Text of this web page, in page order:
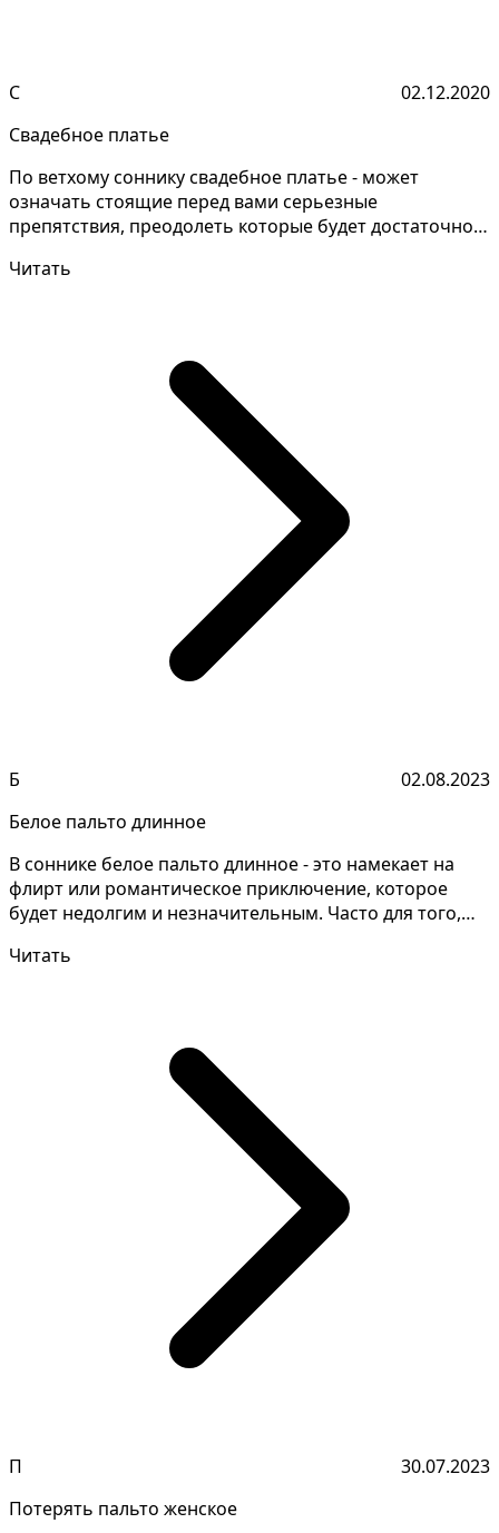
С
02.12.2020
Свадебное платье
По ветхому соннику свадебное платье - может
означать стоящие перед вами серьезные
препятствия, преодолеть которые будет достаточно
Читать
Б
02.08.2023
Белое пальто длинное
В соннике белое пальто длинное - это намекает на
флирт или романтическое приключение, которое
будет недолгим и незначительным. Часто для того,
Читать
П
30.07.2023
Потерять пальто женское